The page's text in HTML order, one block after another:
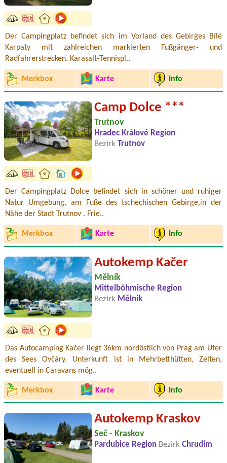
Der Campingplatz befindet sich im Vorland des Gebirges Bílé
Karpaty mit zahlreichen markierten Fußgänger- und
Radfahrerstrecken. Karasalt-Tennispl..
Merkbox Karte Info
Camp Dolce ***
Trutnov
Hradec Králové Region
Bezirk
Trutnov
Der Campingplatz Dolce befindet sich in schöner und ruhiger
Natur Umgebung, am Fuße des tschechischen Gebirge,in der
Nähe der Stadt Trutnov . Frie..
Merkbox Karte Info
Autokemp Kačer
Mělník
Mittelböhmische Region
Bezirk Mělník
Das Autocamping Kačer liegt 36km nordöstlich von Prag am Ufer
des Sees Ovčáry. Unterkunft ist in Mehrbetthütten, Zelten,
eventuell in Caravans mög..
Merkbox Karte Info
Autokemp Kraskov
Seč - Kraskov
Pardubice Region Bezirk Chrudim